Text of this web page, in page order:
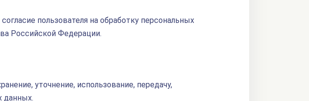
пользователя на обработку персональных
Российской Федерации.
уточнение, использование, передачу,
данных.